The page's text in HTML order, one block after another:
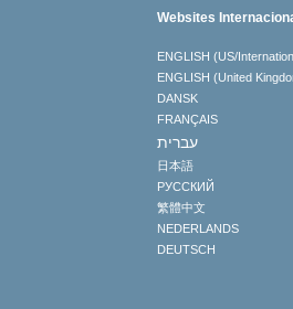
Websites
ENGLISH (US/
ENGLISH (United
DANSK
FRANÇAIS
עברית
日本語
РУССКИЙ
繁體中文
NEDERLANDS
DEUTSCH